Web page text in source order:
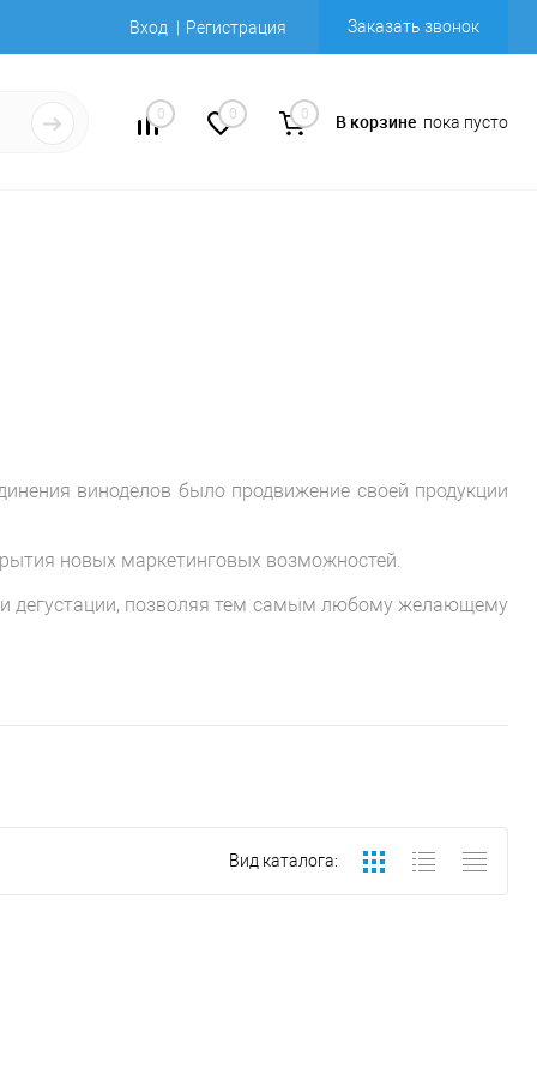
Вход Регистрация Заказать звонок
0 0 0 В корзине пока пусто
виноделов было продвижение своей продукции
новых маркетинговых возможностей.
и дегустации, позволяя тем самым любому желающему
Вид каталога: